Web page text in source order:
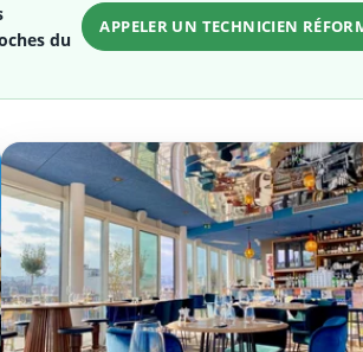
du
APPELER UN TECHNICIEN